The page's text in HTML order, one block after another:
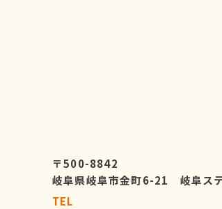
〒500-8842
岐阜県岐阜市金町6-21 岐阜ス
TEL